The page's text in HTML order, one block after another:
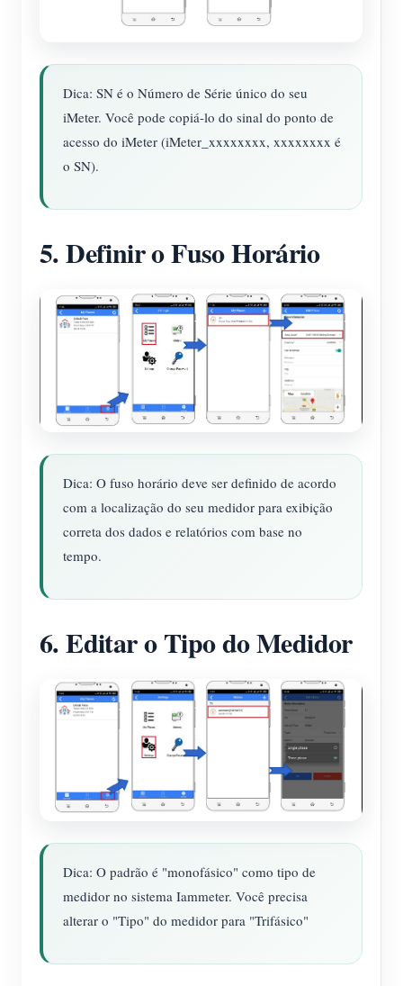
Dica: SN é o Número de Série único do seu
iMeter. Você pode copiá-lo do sinal do ponto de
acesso do iMeter (iMeter_xxxxxxxx, xxxxxxxx é
o SN).
5. Definir o Fuso Horário
Dica: O fuso horário deve ser definido de acordo
com a localização do seu medidor para exibição
correta dos dados e relatórios com base no
tempo.
6. Editar o Tipo do Medidor
Dica: O padrão é "monofásico" como tipo de
medidor no sistema Iammeter. Você precisa
alterar o "Tipo" do medidor para "Trifásico"